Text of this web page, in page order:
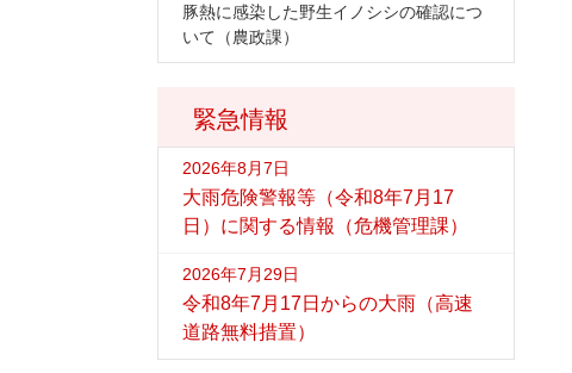
緊急情報
2026年8月7日
大雨危険警報等（令和8年7月17
日）に関する情報（危機管理課）
2026年7月29日
令和8年7月17日からの大雨（高速
道路無料措置）
豚熱に感染した野生イノシシの確認につ
いて（農政課）